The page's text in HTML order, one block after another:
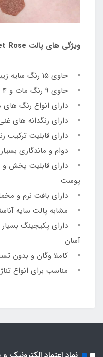
ویژگی های پالت Velvet Rose رولوشن:
• حاوی 15 رنگ سایه زیبا و کاربردی
• حاوی 9 رنگ مات و 4 رنگ براق
• دارای انواع رنگ های
• دارای رنگدانه‌ های
• دارای قابلیت ترکیب
• دوام و ماندگاری
• دارای قابلیت پخش
پوست
• دارای بافت نرم و
• مشابه پالت سایه
• دارای پکیجینگ
آسان
• کاملا وگان و بدون
• مناسب برای انواع